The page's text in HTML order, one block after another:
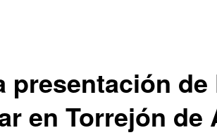
presentación
en Torrejón de